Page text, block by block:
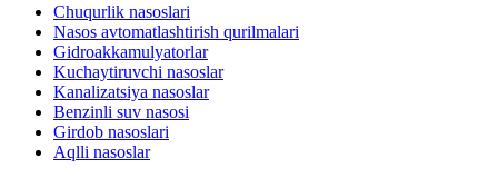
Chuqurlik nasoslari
Nasos avtomatlashtirish qurilmalari
Gidroakkamulyatorlar
Kuchaytiruvchi nasoslar
Kanalizatsiya nasoslar
Benzinli suv nasosi
Girdob nasoslari
Aqlli nasoslar